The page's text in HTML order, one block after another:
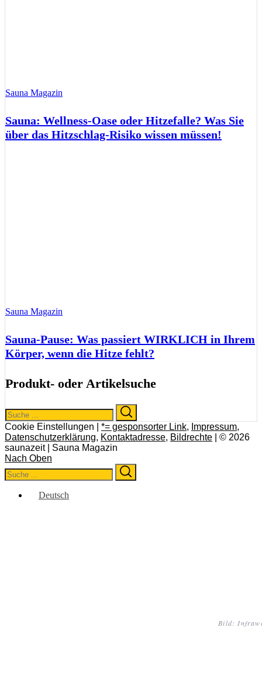
Bild:
Sauna Magazin
Sauna: Wellness-Oase oder Hitzefalle? Was Sie
über das Hitzschlag-Risiko wissen müssen!
Sauna Magazin
Sauna-Pause: Was passiert WIRKLICH in Ihrem
Körper, wenn die Hitze fehlt?
Produkt- oder Artikelsuche
Search
for:
Cookie Einstellungen | *= gesponsorter Link, Impressum,
Datenschutzerklärung, Kontaktadresse, Bildrechte | © 2026
saunazeit | Sauna Magazin
Nach Oben
Search
for:
Deutsch